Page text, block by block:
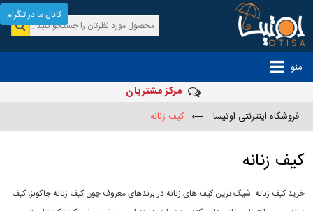
منو
مرکز مشتریان
فروشگاه اینترنتی اوتیسا —› کیف زنانه
کیف زنانه
خرید کیف زنانه. شیک ترین کیف های زنانه در برندهای معروف چون کیف زنانه جاکوبز، کیف
کانال ما در تلگرام